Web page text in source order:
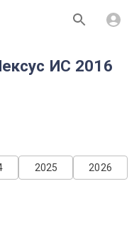
ИС 2016
2026
2025